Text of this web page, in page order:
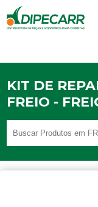
KIT DE
FREIO -